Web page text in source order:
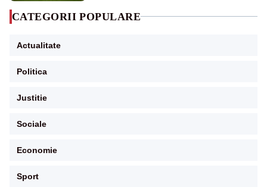
CATEGORII POPULARE
Actualitate
Politica
Justitie
Sociale
Economie
Sport